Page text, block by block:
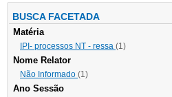
BUSCA FACETADA
Matéria
IPI- processos NT - ressa (1)
Nome Relator
Não Informado (1)
Ano Sessão